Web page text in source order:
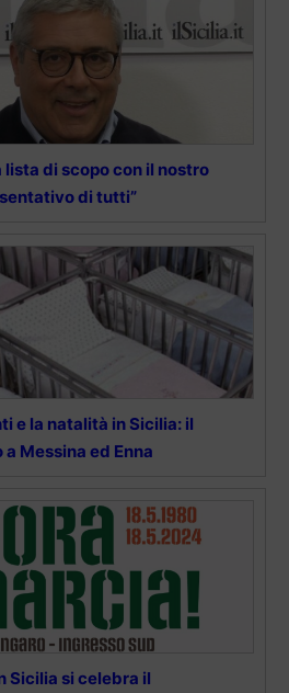
lista di scopo con il nostro
di tutti”
e la natalità in Sicilia: il
Messina ed Enna
Sicilia si celebra il